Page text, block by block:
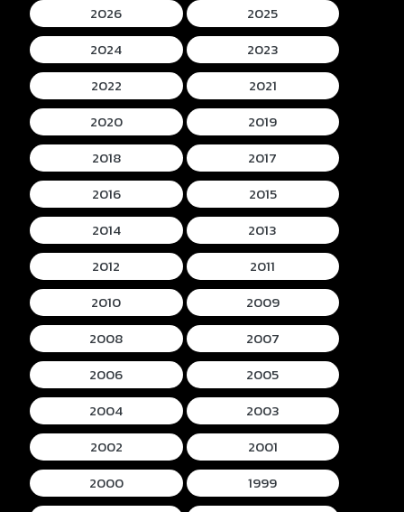
2026
2025
2024
2023
2022
2021
2020
2019
2018
2017
2016
2015
2014
2013
2012
2011
2010
2009
2008
2007
2006
2005
2004
2003
2002
2001
2000
1999